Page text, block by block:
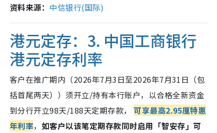
资料来源： 中信银行(国际)
港元定存：3. 中国工商银行
港元定存利率
客户在推广期内（2026年7月3日至2026年7月31日（包
括首尾两天））须开立/持有本行账户，以合格全新资金
到分行开立98天/188天定期存款，可享最高2.95厘特惠
年利率， 如客户以该笔定期存款同时启用「智安存」可